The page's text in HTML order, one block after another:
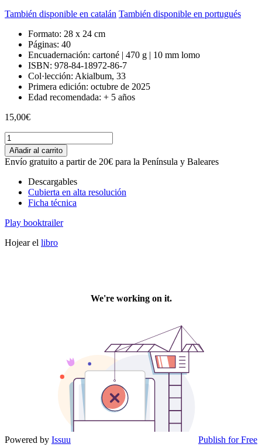
También disponible en catalán También disponible en portugués
Formato: 28 x 24 cm
Páginas: 40
Encuadernación: cartoné | 470 g | 10 mm lomo
ISBN: 978-84-18972-86-7
Col·lección: Akialbum, 33
Primera edición: octubre de 2025
Edad recomendada: + 5 años
15,00€
Mala
hierba
quantity
Añadir al carrito
Envío gratuito a partir de 20€ para la Península y Baleares
Descargables
Cubierta en alta resolución
Ficha técnica
Play booktrailer
Hojear el libro
Powered by Issuu Publish for Free